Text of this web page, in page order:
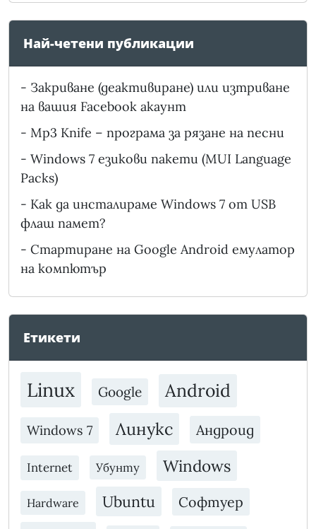
Най-четени публикации
- Закриване (деактивиране) или изтриване
на вашия Facebook акаунт
- Mp3 Knife – програма за рязане на песни
- Windows 7 езикови пакети (MUI Language
Packs)
- Как да инсталираме Windows 7 от USB
флаш памет?
- Стартиране на Google Android емулатор
на компютър
Етикети
Linux Google Android
Windows 7 Линукс Андроид
Internet Убунту Windows
Hardware Ubuntu Софтуер